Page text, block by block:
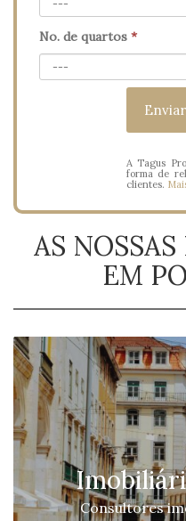
No. de quartos *
A Tagus
forma de
clientes.
AS
EM
Consultores